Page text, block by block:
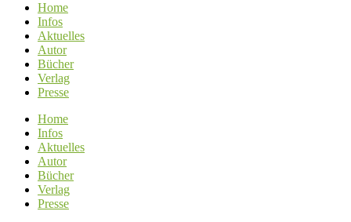
Home
Infos
Aktuelles
Autor
Bücher
Verlag
Presse
Home
Infos
Aktuelles
Autor
Bücher
Verlag
Presse